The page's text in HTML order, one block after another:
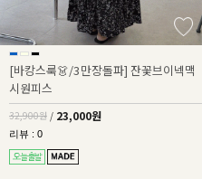
[바캉스룩👗/3만장돌파] 잔꽃브이넥맥
시원피스
32,900원 / 23,000원
리뷰 : 0